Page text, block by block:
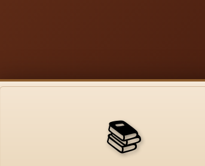
📚